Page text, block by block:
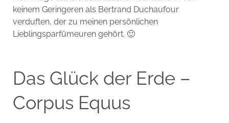
keinem Geringeren als Bertrand Duchaufour
verduften, der zu meinen persönlichen
Lieblingsparfümeuren gehört. 🙂
Das Glück der Erde –
Corpus Equus